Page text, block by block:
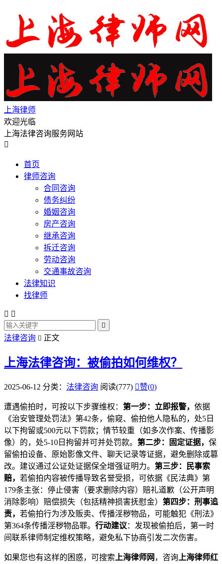
上海律师
欢迎光临
上海法律咨询服务网站

首页
律师咨询
合同咨询
债务纠纷
婚姻咨询
房产咨询
继承咨询
拆迁咨询
劳动咨询
交通事故咨询
法律知识
找律师
 

法律咨询  正文
上海法律咨询：被偷拍如何维权？
2025-06-12 分类： 法律咨询 阅读(777) 赞(0)
遭遇偷拍时，可按以下步骤维权： 第一步：立即报警， 依据
《治安管理处罚法》第42条，偷窥、偷拍他人隐私的，处5日
以下拘留或500元以下罚款；情节较重（如多次作案、传播影
像）的，处5-10日拘留并可并处罚款。 第二步：固定证据， 保
留偷拍设备、原始影像文件、聊天记录等证据，避免删除或篡
改。建议通过公证处证据保全增强证明力。 第三步：民事索
赔， 若偷拍内容被传播导致名誉受损，可依据《民法典》第
179条主张：停止侵害（要求删除内容）赔礼道歉（公开声明
消除影响）赔偿损失（包括精神损害抚慰金） 第四步：刑事追
责， 若偷拍行为涉及贩卖、传播淫秽物品，可能触犯《刑法》
第364条传播淫秽物品罪。 行动建议 ：发现被偷拍后，第一时
间联系律师制定维权策略，避免私下协商引发二次伤害。
如果您也有这样的困惑，可搜索 上海律师网 ，咨询 上海律师红